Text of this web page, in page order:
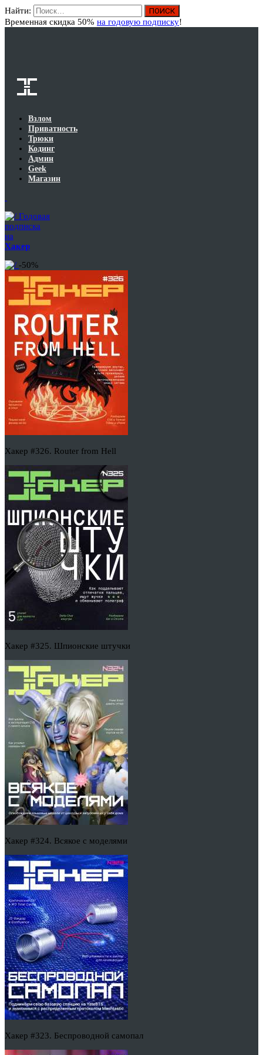
Найти:
Временная скидка 50% на годовую подписку!
Взлом
Приватность
Трюки
Кодинг
Админ
Geek
Магазин
Годовая
подписка
на
Хакер
-50%
Хакер #326. Router from Hell
Хакер #325. Шпионские штучки
Хакер #324. Всякое с моделями
Хакер #323. Беспроводной самопал